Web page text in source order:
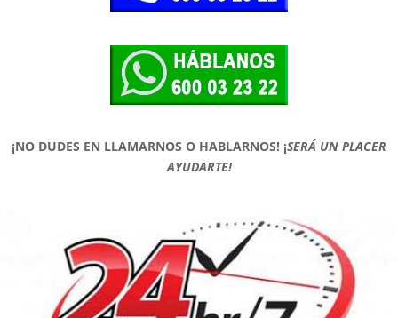
¡NO DUDES EN LLAMARNOS O HABLARNOS! ¡SERÁ UN PLACER
AYUDARTE!